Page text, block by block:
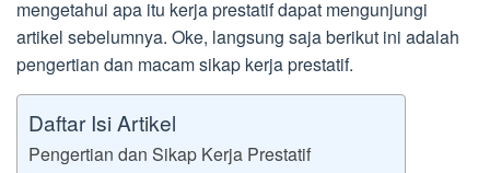
mengetahui apa itu kerja prestatif dapat mengunjungi
artikel sebelumnya. Oke, langsung saja berikut ini adalah
pengertian dan macam sikap kerja prestatif.
Daftar Isi Artikel
Pengertian dan Sikap Kerja Prestatif